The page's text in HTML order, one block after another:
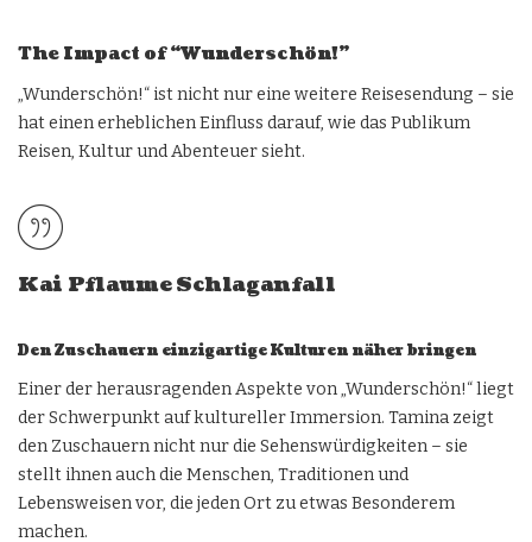
The Impact of “Wunderschön!”
„Wunderschön!“ ist nicht nur eine weitere Reisesendung – sie
hat einen erheblichen Einfluss darauf, wie das Publikum
Reisen, Kultur und Abenteuer sieht.
Kai Pflaume Schlaganfall
Den Zuschauern einzigartige Kulturen näher bringen
Einer der herausragenden Aspekte von „Wunderschön!“ liegt
der Schwerpunkt auf kultureller Immersion. Tamina zeigt
den Zuschauern nicht nur die Sehenswürdigkeiten – sie
stellt ihnen auch die Menschen, Traditionen und
Lebensweisen vor, die jeden Ort zu etwas Besonderem
machen.